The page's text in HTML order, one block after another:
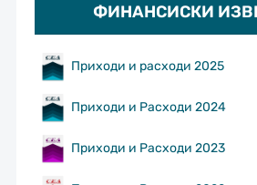
ФИНАНСИСКИ
Приходи и расходи 2025
Приходи и Расходи 2024
Приходи и Расходи 2023